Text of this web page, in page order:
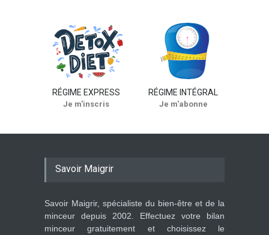
RÉGIME EXPRESS
Je m'inscris
RÉGIME INTÉGRAL
Je m'abonne
Savoir Maigrir
Savoir Maigrir, spécialiste du bien-être et de la
minceur depuis 2002. Effectuez votre bilan
minceur gratuitement et choisissez le